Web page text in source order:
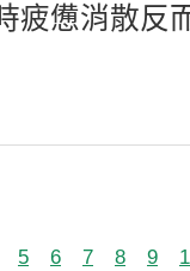
疲憊消散反
5 6 7 8 9